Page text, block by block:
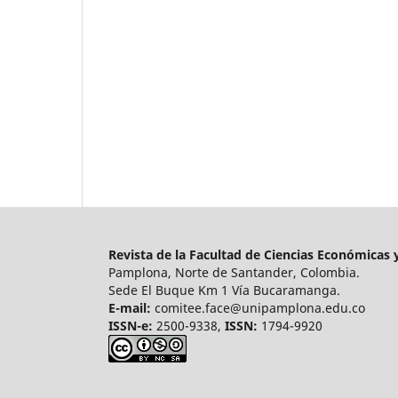
Revista de la Facultad de Ciencias Económicas
Pamplona, Norte de Santander, Colombia.
Sede El Buque Km 1 Vía Bucaramanga.
E-mail: comitee.face@unipamplona.edu.co
ISSN-e: 2500-9338, ISSN: 1794-9920